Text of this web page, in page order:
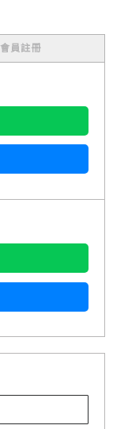
會員註冊